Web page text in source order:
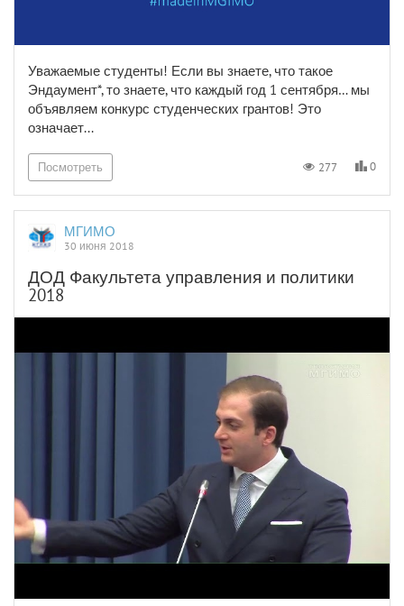
Уважаемые студенты! Если вы знаете, что такое
Эндаумент*, то знаете, что каждый год 1 сентября… мы
объявляем конкурс студенческих грантов! Это
означает...
Посмотреть 277 0
МГИМО
30 июня 2018
ДОД Факультета управления и политики
2018